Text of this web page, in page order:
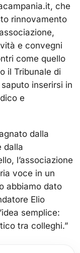
che
rinnovamento
e convegni
come quello
il Tribunale di
inserirsi in
e
dalla
dalla
l’associazione
voce in un
abbiamo dato
Elio
semplice:
tra colleghi.”